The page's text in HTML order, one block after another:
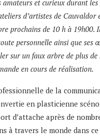
amateurs et curieux durant les
d’artistes de Cauvaldor
prochains de 10 h à 19h00.
personnelle ainsi que ses
sur un faux arbre de plus de
en cours de réalisation.
de la
en plasticienne
d’attache après de
à travers le monde dans